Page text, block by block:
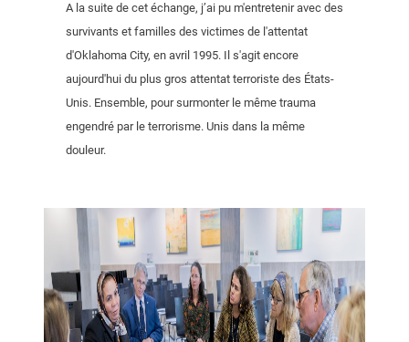
A la suite de cet échange, j’ai pu m'entretenir avec des
survivants et familles des victimes de l'attentat
d'Oklahoma City, en avril 1995. Il s'agit encore
aujourd'hui du plus gros attentat terroriste des États-
Unis. Ensemble, pour surmonter le même trauma
engendré par le terrorisme. Unis dans la même
douleur.